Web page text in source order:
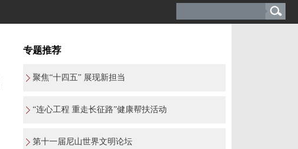
专题推荐
聚焦“十四五” 展现新担当
“连心工程 重走长征路”健康帮扶活动
第十一届尼山世界文明论坛